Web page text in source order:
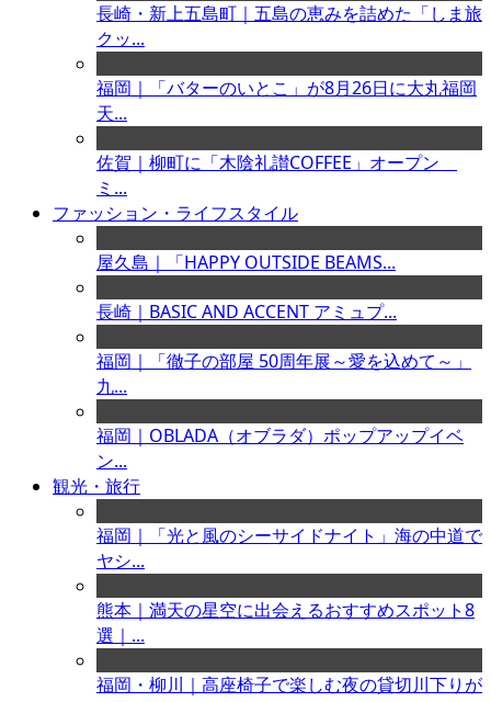
長崎・新上五島町｜五島の恵みを詰めた「しま旅
クッ...
福岡｜「バターのいとこ」が8月26日に大丸福岡
天...
佐賀｜柳町に「木陰礼讃COFFEE」オープン
ミ...
ファッション・ライフスタイル
屋久島｜「HAPPY OUTSIDE BEAMS...
長崎｜BASIC AND ACCENT アミュプ...
福岡｜「徹子の部屋 50周年展～愛を込めて～」
九...
福岡｜OBLADA（オブラダ）ポップアップイベ
ン...
観光・旅行
福岡｜「光と風のシーサイドナイト」海の中道で
ヤシ...
熊本｜満天の星空に出会えるおすすめスポット8
選｜...
福岡・柳川｜高座椅子で楽しむ夜の貸切川下りが